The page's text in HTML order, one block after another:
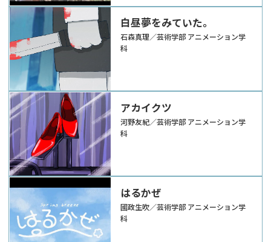
白昼夢をみていた。
石森真理／芸術学部 アニメーション学
科
アカイクツ
河野友紀／芸術学部 アニメーション学
科
はるかぜ
國政生吹／芸術学部 アニメーション学
科